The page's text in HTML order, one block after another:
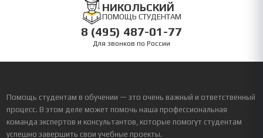
НИКОЛЬСКИЙ
ПОМОЩЬ СТУДЕНТАМ
8 (495) 487-01-77
Для звонков по России
Помощь студентам в обучении — это очень важный и ответственный
процесс. В этом деле может помочь наша профессиональная
команда экспертов и консультантов, которые помогут студентам
успешно завершить свои учебные проекты.